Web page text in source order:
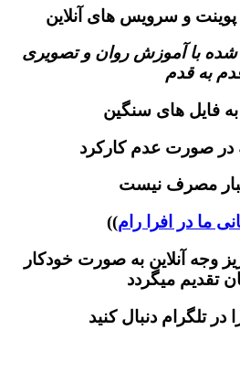
و سرویس های آنلاین
با آموزش روان و تصویری
به قدم
به فایل های سنگین
صورت عدم کارکرد
مصرف نیست
((ما در افرا رام
وجه آنلاین به صورت خودکار
تقدیم میگردد